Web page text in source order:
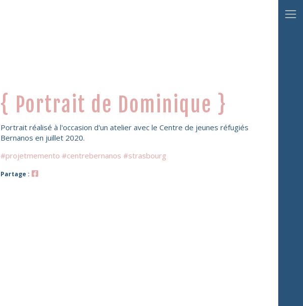
{ Portrait de Dominique }
Portrait réalisé à l'occasion d'un atelier avec le Centre de jeunes réfugiés
Bernanos en juillet 2020.
#projetmemento #centrebernanos #strasbourg
Partage :